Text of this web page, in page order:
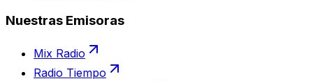
Nuestras Emisoras
Mix Radio
Radio Tiempo